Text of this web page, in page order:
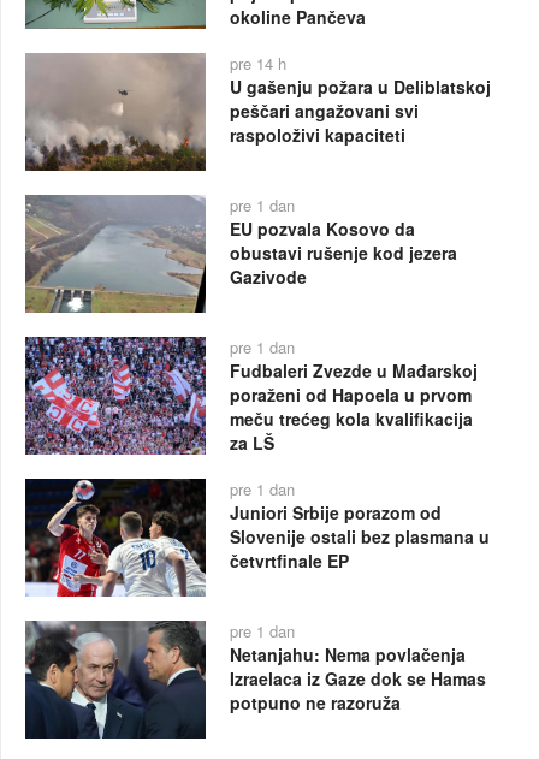
okoline Pančeva
pre 14 h
U gašenju požara u Deliblatskoj
peščari angažovani svi
raspoloživi kapaciteti
pre 1 dan
EU pozvala Kosovo da
obustavi rušenje kod jezera
Gazivode
pre 1 dan
Fudbaleri Zvezde u Mađarskoj
poraženi od Hapoela u prvom
meču trećeg kola kvalifikacija
za LŠ
pre 1 dan
Juniori Srbije porazom od
Slovenije ostali bez plasmana u
četvrtfinale EP
pre 1 dan
Netanjahu: Nema povlačenja
Izraelaca iz Gaze dok se Hamas
potpuno ne razoruža